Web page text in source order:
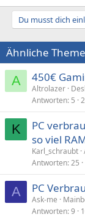
Du musst dich
Ähnliche
A 450€
Altrolazer
Antworten 5
K
PC
so viel
Karl_schraubt
Antworten 25
A PC
Ask-me
Antworten 9